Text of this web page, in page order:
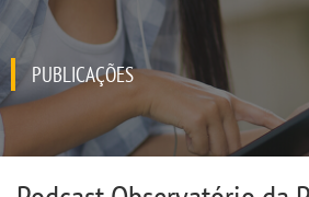
QUEM SOMOS
INFRAESTRUTURA
BIBLIOTECA
PUBLICAÇÕES